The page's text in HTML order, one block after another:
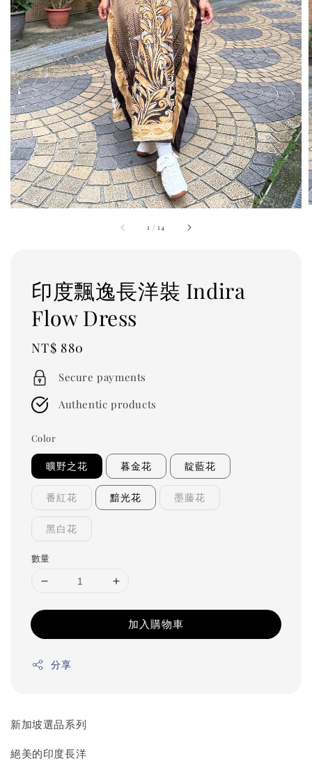
1 /14
印度飄逸長洋裝 Indira
Flow Dress
Regular
price
NT$ 880
Secure payments
Authentic products
Color
曠野之花 暮金花 靛藍花
番紅花 黯光花 墨藤花
黑白花
數量
加入購物車
分享
新加坡選品系列
絕美的印度長洋